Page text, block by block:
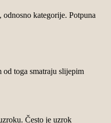
kategorije. Potpuna
od toga smatraju slijepim
Često je uzrok